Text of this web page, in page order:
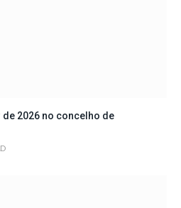
2026 no concelho de